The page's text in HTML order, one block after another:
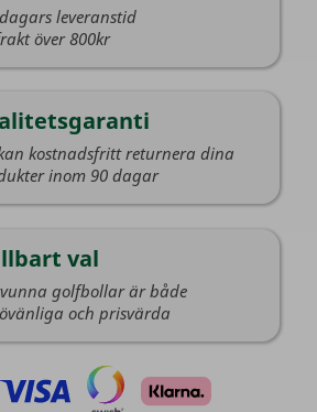
leveranstid
över 800kr
kostnadsfritt returnera dina
inom 90 dagar
val
golfbollar är både
och prisvärda